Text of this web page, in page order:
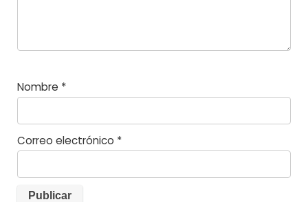
Nombre *
Correo electrónico *